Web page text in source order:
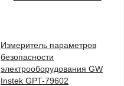
Измеритель параметров
безопасности
электрооборудования GW
Instek GPT-79602